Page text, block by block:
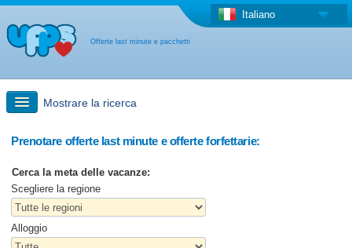
Offerte last minute e pacchetti
Italiano
Mostrare la ricerca
Ricerca rapida
Viaggi: Ricerca con la mappa
Offerta last minute + Offerta forfettaria
Prenotare offerte last minute e offerte forfettarie:
Cerca la meta delle vacanze:
Scegliere la regione
Alloggio